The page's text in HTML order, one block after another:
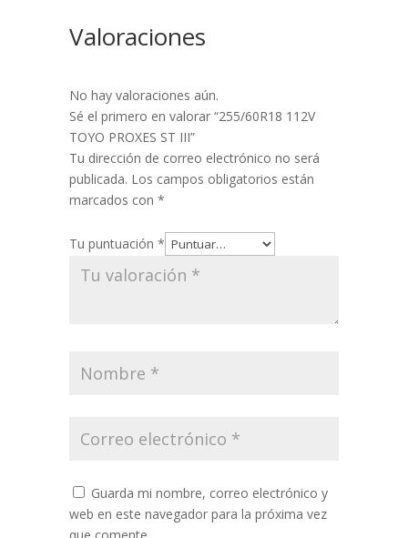
Valoraciones
No hay valoraciones aún.
Sé el primero en valorar “255/60R18 112V
TOYO PROXES ST III”
Tu dirección de correo electrónico no será
publicada. Los campos obligatorios están
marcados con *
Tu puntuación *
Guarda mi nombre, correo electrónico y
web en este navegador para la próxima vez